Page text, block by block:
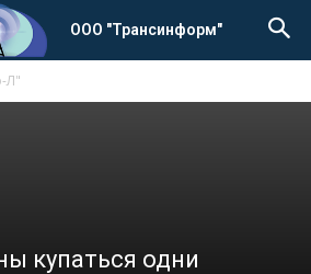
ООО "Трансинформ"
Л"
купаться одни